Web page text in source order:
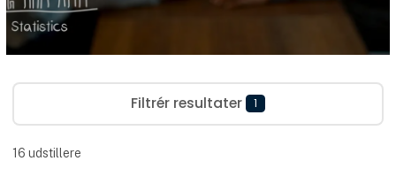
Filtrér resultater 1
16 udstillere